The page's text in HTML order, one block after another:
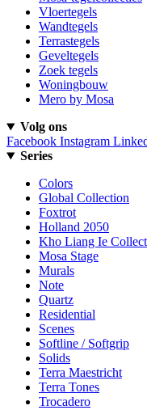
Vloertegels
Wandtegels
Terrastegels
Geveltegels
Zoek tegels
Woningbouw
Mero by Mosa
Volg ons
Facebook Instagram
Series
Colors
Global Collection
Foxtrot
Holland 2050
Kho Liang Ie
Mosa Stage
Murals
Note
Quartz
Residential
Scenes
Softline / Softgrip
Solids
Terra Maestricht
Terra Tones
Trocadero